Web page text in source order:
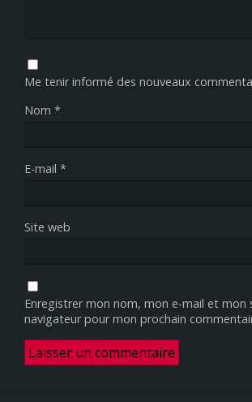
Me tenir informé des nouveaux
Nom *
E-mail *
Site web
Enregistrer mon nom, mon e-mail et mon
navigateur pour mon prochain